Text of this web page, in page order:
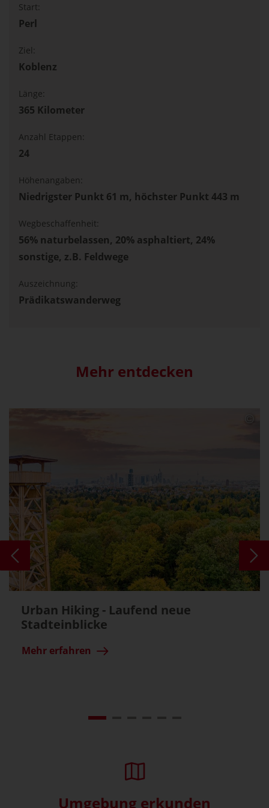
Start:
Perl
Ziel:
Koblenz
Länge:
365 Kilometer
Anzahl Etappen:
24
Höhenangaben:
Niedrigster Punkt 61 m, höchster Punkt 443 m
Wegbeschaffenheit:
56% naturbelassen, 20% asphaltiert, 24%
sonstige, z.B. Feldwege
Auszeichnung:
Prädikatswanderweg
Mehr entdecken
Urban Hiking - Laufend neue
Stadteinblicke
Mehr erfahren
Umgebung erkunden